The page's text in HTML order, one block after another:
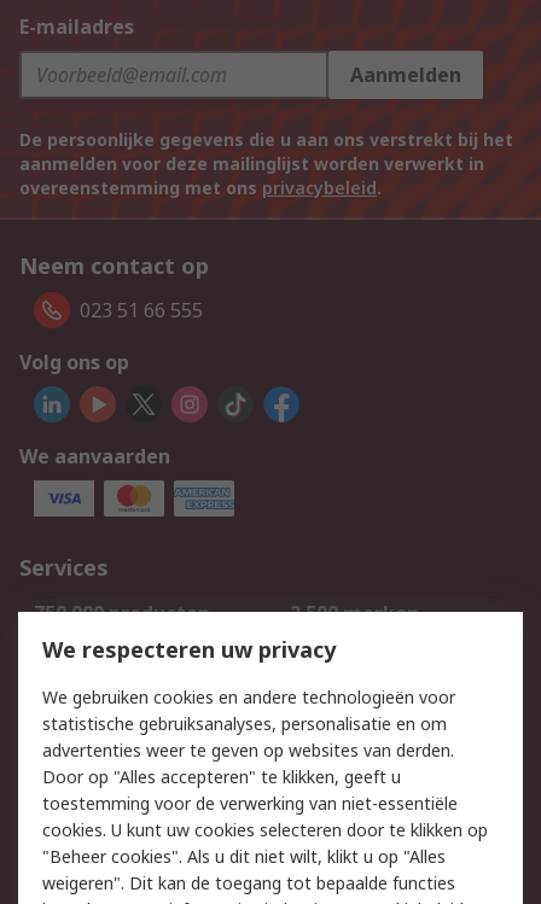
E-mailadres
Aanmelden
De persoonlijke gegevens die u aan ons verstrekt bij het
aanmelden voor deze mailinglijst worden verwerkt in
overeenstemming met ons privacybeleid.
Neem contact op
023 51 66 555
Volg ons op
We aanvaarden
Services
750.000 producten
2.500 merken
Bestellen
Inkoopoplossingen
Track & Trace
Wettelijk
Cookiebeleid
Email veiligheid
Privacybeleid
Websitevoorwaarden
Algemene
We respecteren uw privacy
We gebruiken cookies en andere technologieën voor
statistische gebruiksanalyses, personalisatie en om
advertenties weer te geven op websites van derden.
Door op "Alles accepteren" te klikken, geeft u
toestemming voor de verwerking van niet-essentiële
cookies. U kunt uw cookies selecteren door te klikken op
"Beheer cookies". Als u dit niet wilt, klikt u op "Alles
weigeren". Dit kan de toegang tot bepaalde functies